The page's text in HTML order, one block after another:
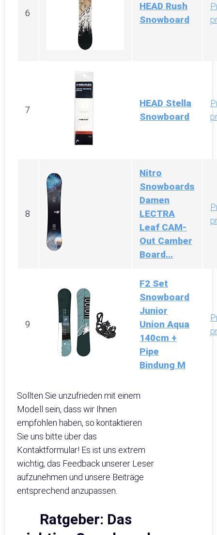
6
HEAD Rush
Snowboard
7
HEAD Stella
Snowboard
8
Nitro
Snowboards
Damen
LECTRA
Leaf CAM-
Out Camber
Board...
9
F2 Set
Snowboard
Junior
Union Aqua
140cm +
Pipe
Bindung M
Sollten Sie unzufrieden mit einem
Modell sein, dass wir Ihnen
empfohlen haben, so kontaktieren
Sie uns bitte über das
Kontaktformular! Es ist uns extrem
wichtig, das Feedback unserer Leser
aufzunehmen und unsere Beiträge
entsprechend anzupassen.
Ratgeber: Das